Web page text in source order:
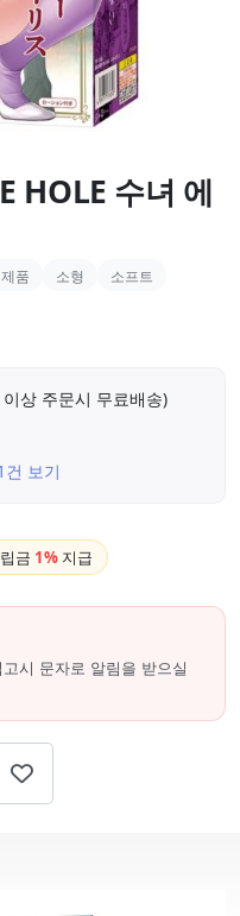
HOLE 수녀 에
품 소형 소프트
상 주문시 무료배송)
건 보기
금 1% 지급
시 문자로 알림을 받으실